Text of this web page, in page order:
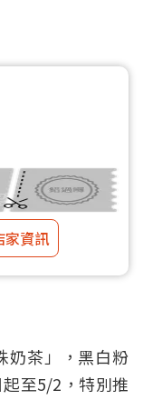
家資訊
奶茶」，黑白粉
至5/2，特別推